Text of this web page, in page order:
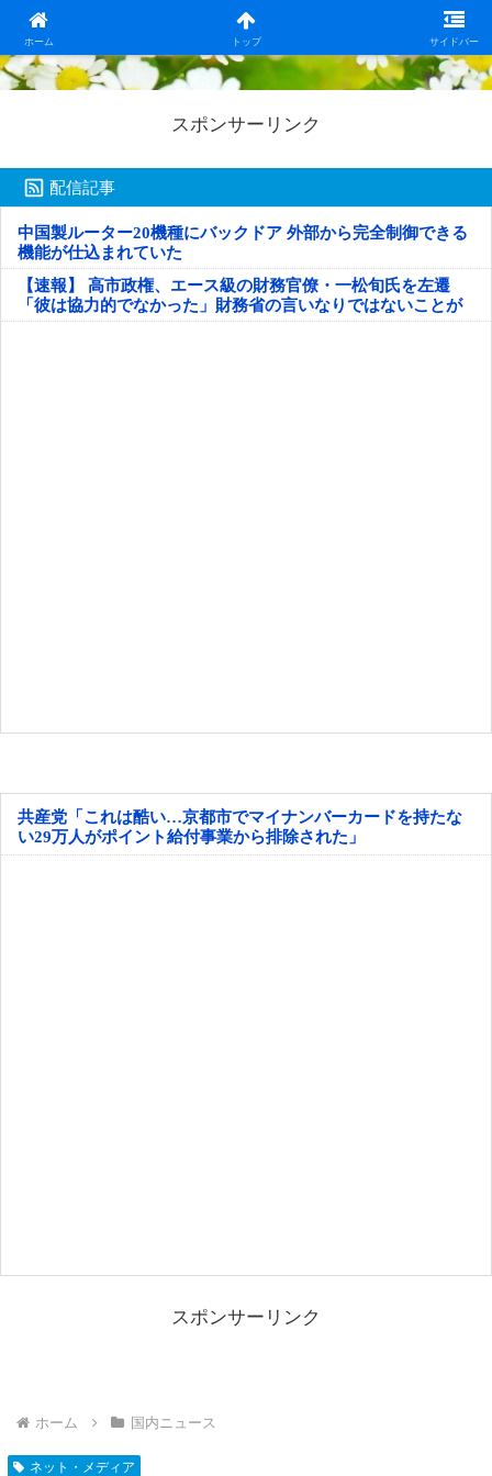
ホーム トップ サイドバー
日本第一！ニュース録
スポンサーリンク
配信記事
中国製ルーター20機種にバックドア 外部から完全制御できる
機能が仕込まれていた
【速報】 高市政権、エース級の財務官僚・一松旬氏を左遷
「彼は協力的でなかった」財務省の言いなりではないことが
判明
共産党「これは酷い…京都市でマイナンバーカードを持たな
い29万人がポイント給付事業から排除された」
スポンサーリンク
ホーム 国内ニュース
ネット・メディア